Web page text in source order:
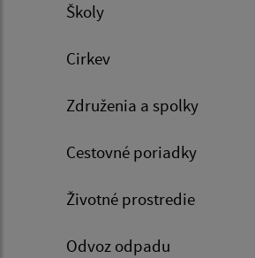
Školy
Cirkev
Združenia a spolky
Cestovné poriadky
Životné prostredie
Odvoz odpadu